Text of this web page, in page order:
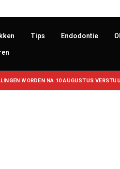
Tips Endodontie
WORDEN NA 10 AUGUSTUS